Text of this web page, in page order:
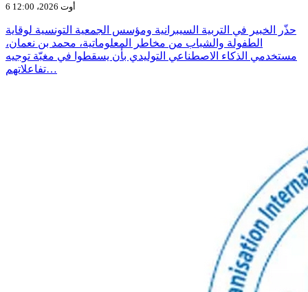
6 أوت 2026، 12:00
حذّر الخبير في التربية السيبرانية ومؤسس الجمعية التونسية لوقاية
الطفولة والشباب من مخاطر المعلوماتية، محمد بن نعمان،
مستخدمي الذكاء الاصطناعي التوليدي بأن يسقطوا في مغبّة توجيه
تفاعلاتهم…